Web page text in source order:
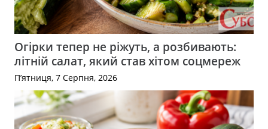
Огірки тепер не ріжуть, а розбивають:
літній салат, який став хітом соцмереж
П’ятниця, 7 Серпня, 2026